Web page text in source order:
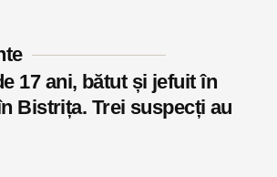
17 ani, bătut și jefuit în
Bistrița. Trei suspecți au